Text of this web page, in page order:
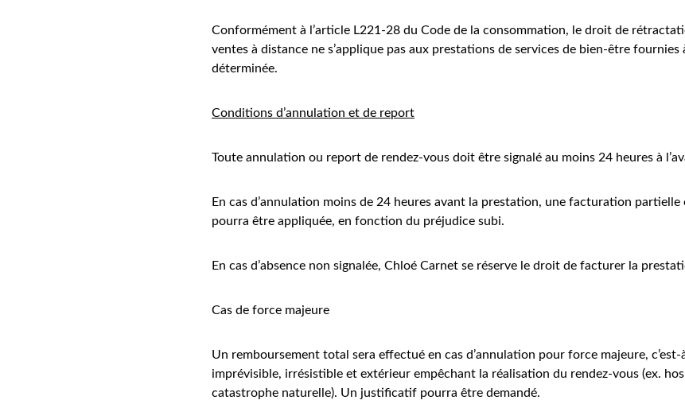
Conformément à l’article L221-28 du Code de la consommation, le droit de
ventes à distance ne s’applique pas aux prestations de services de bien-être
déterminée.
Conditions d’annulation et de report
Toute annulation ou report de rendez-vous doit être signalé au moins 24 heures à
En cas d’annulation moins de 24 heures avant la prestation, une facturation
pourra être appliquée, en fonction du préjudice subi.
En cas d’absence non signalée, Chloé Carnet se réserve le droit de facturer la
Cas de force majeure
Un remboursement total sera effectué en cas d’annulation pour force majeure,
imprévisible, irrésistible et extérieur empêchant la réalisation du rendez-vous (ex.
catastrophe naturelle). Un justificatif pourra être demandé.